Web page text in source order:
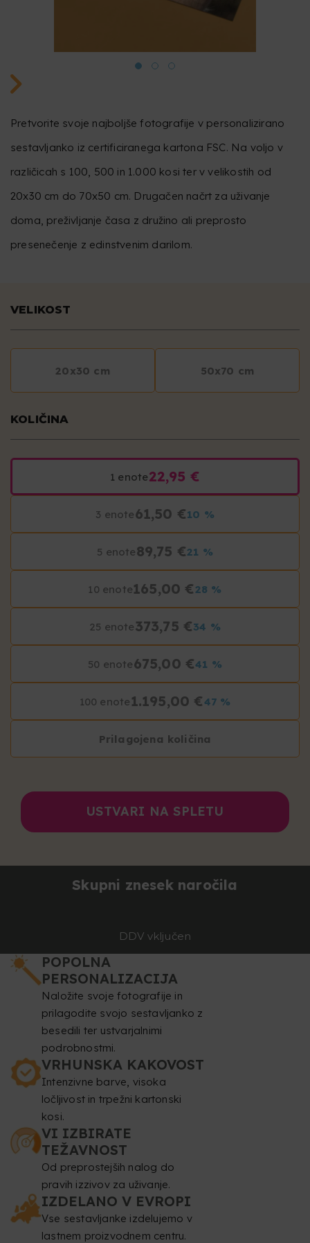
Pretvorite svoje najboljše fotografije v personalizirano
sestavljanko iz certificiranega kartona FSC. Na voljo v
različicah s 100, 500 in 1.000 kosi ter v velikostih od
20x30 cm do 70x50 cm. Drugačen načrt za uživanje
doma, preživljanje časa z družino ali preprosto
presenečenje z edinstvenim darilom.
VELIKOST
20x30 cm 50x70 cm
KOLIČINA
1 enote22,95 €
3 enote61,50 €10 %
5 enote89,75 €21 %
10 enote165,00 € 28 %
25 enote373,75 €34 %
50 enote675,00 €41 %
100 enote 1.195,00 €47 %
Prilagojena količina
USTVARI NA SPLETU
Skupni znesek naročila
DDV vključen
POPOLNA
PERSONALIZACIJA
Naložite svoje fotografije in
prilagodite svojo sestavljanko z
besedili ter ustvarjalnimi
podrobnostmi.
VRHUNSKA KAKOVOST
Intenzivne barve, visoka
ločljivost in trpežni kartonski
kosi.
VI IZBIRATE
TEŽAVNOST
Od preprostejših nalog do
pravih izzivov za uživanje.
IZDELANO V EVROPI
Vse sestavljanke izdelujemo v
lastnem proizvodnem centru.